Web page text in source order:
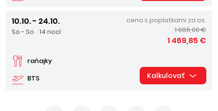
10.10. - 24.10.
So - So 14 nocí
BTS
raňajky
cena s poplatkami za os.
1 686,00 €
1 469,85 €
Kalkulovať